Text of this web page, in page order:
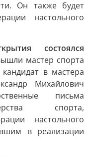
Он также будет
настольного
состоялся
мастер спорта
в мастера
Михайлович
письма
спорта,
настольного
в реализации